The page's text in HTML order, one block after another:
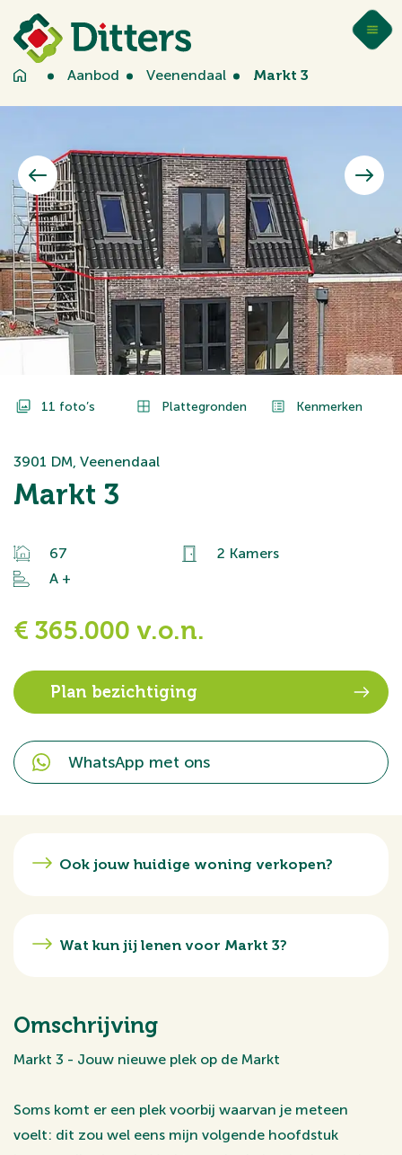
Aanbod Veenendaal Markt 3
11 foto’s Plattegronden Kenmerken
3901 DM, Veenendaal
Markt 3
67
2 Kamers
A +
€ 365.000 v.o.n.
Plan bezichtiging
WhatsApp met ons
Ook jouw huidige woning verkopen?
Wat kun jij lenen voor Markt 3?
Omschrijving
Markt 3 - Jouw nieuwe plek op de Markt
Soms komt er een plek voorbij waarvan je meteen
voelt: dit zou wel eens mijn volgende hoofdstuk